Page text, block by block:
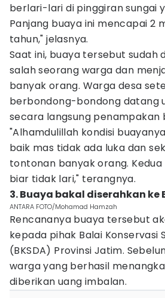
berlari-lari di pinggiran sungai
Panjang buaya ini mencapai 2
tahun," jelasnya.
Saat ini, buaya tersebut sudah
salah seorang warga dan
banyak orang. Warga desa
berbondong-bondong datang
secara langsung penampakan
"Alhamdulillah kondisi
baik mas tidak ada luka dan
tontonan banyak orang.
biar tidak lari," terangnya.
3. Buaya bakal diserahkan ke
ANTARA FOTO/Mohamad Hamzah
Rencananya buaya tersebut
kepada pihak Balai Konservasi
(BKSDA) Provinsi Jatim.
warga yang berhasil
diberikan uang imbalan.